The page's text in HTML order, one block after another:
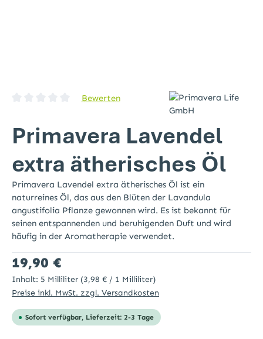
Durchschnittliche Bewertung von 0 von 5 Sternen
Bewerten
Primavera Lavendel
extra ätherisches Öl
Primavera Lavendel extra ätherisches Öl ist ein
naturreines Öl, das aus den Blüten der Lavandula
angustifolia Pflanze gewonnen wird. Es ist bekannt für
seinen entspannenden und beruhigenden Duft und wird
häufig in der Aromatherapie verwendet.
Regulärer Preis:
19,90 €
Inhalt: 5 Milliliter (3,98 € / 1 Milliliter)
Preise inkl. MwSt. zzgl. Versandkosten
Sofort verfügbar, Lieferzeit: 2-3 Tage